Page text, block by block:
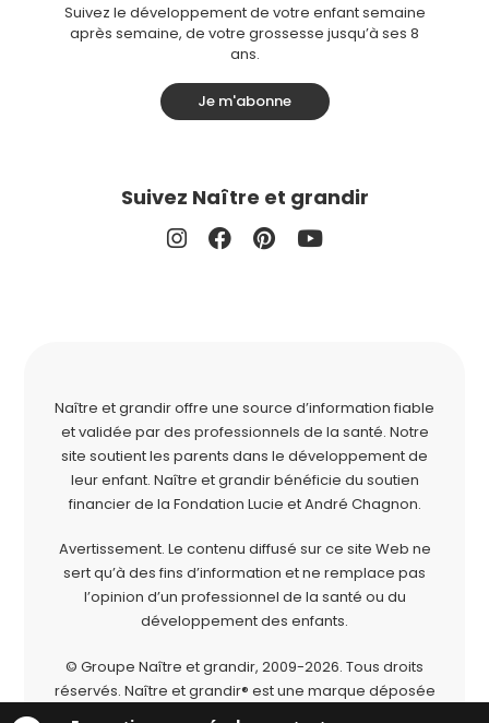
Suivez le développement de votre enfant semaine
après semaine, de votre grossesse jusqu’à ses 8
ans.
Je m'abonne
Suivez Naître et grandir
Naître et grandir offre une source d’information fiable
et validée par des professionnels de la santé. Notre
site soutient les parents dans le développement de
leur enfant. Naître et grandir bénéficie du soutien
financier de la Fondation Lucie et André Chagnon.
Avertissement. Le contenu diffusé sur ce site Web ne
sert qu’à des fins d’information et ne remplace pas
l’opinion d’un professionnel de la santé ou du
développement des enfants.
© Groupe Naître et grandir, 2009-2026. Tous droits
réservés. Naître et grandir® est une marque déposée